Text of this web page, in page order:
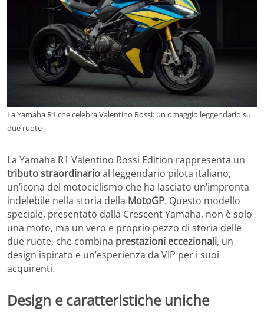
La Yamaha R1 che celebra Valentino Rossi: un omaggio leggendario su
due ruote
La Yamaha R1 Valentino Rossi Edition rappresenta un
tributo straordinarioal leggendario pilota italiano,
un’icona del motociclismo che ha lasciato un’impronta
indelebile nella storia della MotoGP. Questo modello
speciale, presentato dalla Crescent Yamaha, non è solo
una moto, ma un vero e proprio pezzo di storia delle
due ruote, che combina prestazioni eccezionali, un
design ispirato e un’esperienza da VIP per i suoi
acquirenti.
Design e caratteristiche uniche